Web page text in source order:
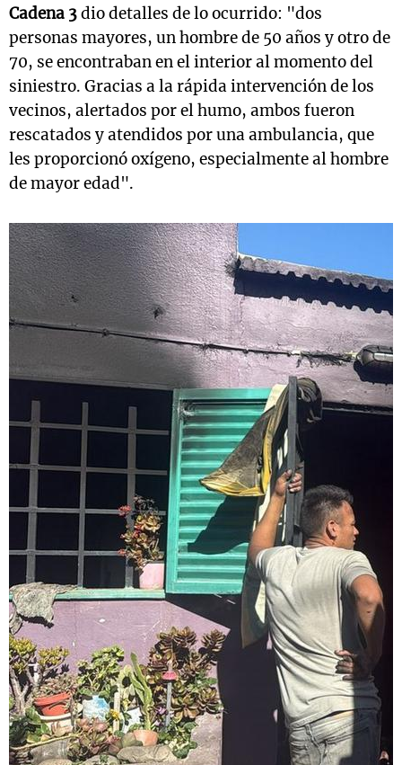
Cadena 3dio detalles de lo ocurrido: "dos
personas mayores, un hombre de 50 años y otro de
70, se encontraban en el interior al momento del
siniestro. Gracias a la rápida intervención de los
vecinos, alertados por el humo, ambos fueron
rescatados y atendidos por una ambulancia, que
les proporcionó oxígeno, especialmente al hombre
de mayor edad".